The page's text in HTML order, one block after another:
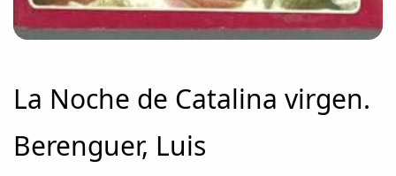
La Noche de Catalina virgen.
Berenguer, Luis